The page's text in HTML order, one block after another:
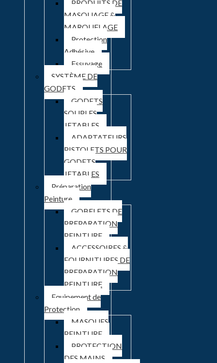
PRODUITS DE
MASQUAGE &
MAROUFLAGE
Protection
Adhésive
Essuyage
SYSTÈME DE
GODETS
GODETS
SOUPLES
JETABLES
ADAPTATEURS
PISTOLETS POUR
GODETS
JETABLES
Préparation
Peinture
GOBELETS DE
PREPARATION
PEINTURE
ACCESSOIRES &
FOURNITURES DE
PREPARATION
PEINTURE
Equipement de
Protection
MASQUES
PEINTURE
PROTECTION
DES MAINS